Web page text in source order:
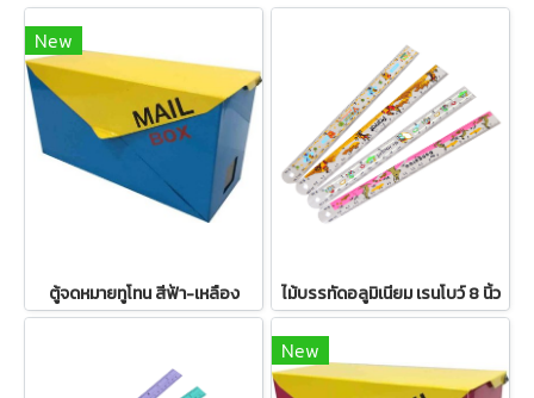
New
ตู้จดหมายทูโทน สีฟ้า-เหลือง ไม้บรรทัดอลูมิเนียม เรนโบว์ 8 นิ้ว
New